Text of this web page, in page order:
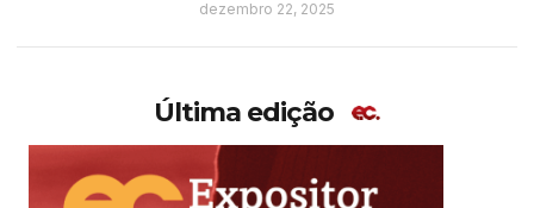
dezembro 22, 2025
Última edição